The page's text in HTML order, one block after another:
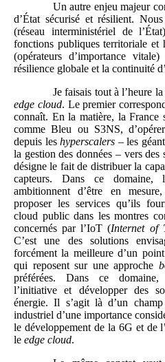
Un autre enjeu majeur
d’État sécurisé et résilient.
(réseau interministériel de
fonctions publiques territoriale et
(opérateurs d’importance
résilience globale et la continuité
Je faisais tout à l’heure
edge cloud. Le premier
connaît. En la matière, la France
comme Bleu ou S3NS,
depuis les hyperscalers – les
la gestion des données – vers des
désigne le fait de distribuer la
capteurs. Dans ce domaine,
ambitionnent d’être en
proposer les services qu’ils
cloud public dans les montres
concernés par l’IoT (Internet of
C’est une des solutions
forcément la meilleure d’un
qui reposent sur une approche
préférées. Dans ce
l’initiative et développer des
énergie. Il s’agit là d’un
industriel d’une importance
le développement de la 6G et de
le edge cloud.